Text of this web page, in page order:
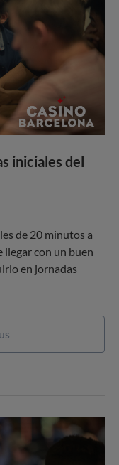
iniciales del
de 20 minutos a
llegar con un buen
en jornadas